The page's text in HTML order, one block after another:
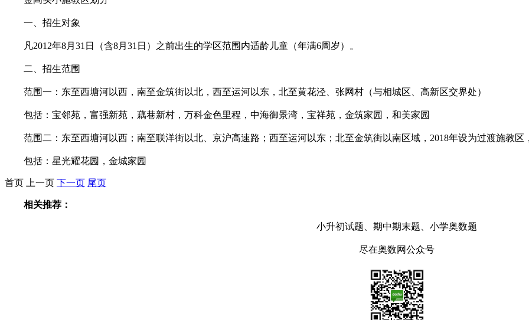
一、招生对象
凡2012年8月31日（含8月31日）之前出生的学区范围内适龄儿童（年满6周岁）。
二、招生范围
范围一：东至西塘河以西，南至金筑街以北，西至运河以东，北至黄花泾、张网村（与相城区、高新区交界处）
包括：宝邻苑，富强新苑，藕巷新村，万科金色里程，中海御景湾，宝祥苑，金筑家园，和美家园
范围二：东至西塘河以西；南至联洋街以北、京沪高速路；西至运河以东；北至金筑街以南区域，2018年设为过渡施教区
包括：星光耀花园，金城家园
首页 上一页 下一页 尾页
相关推荐：
小升初试题、期中期末题、小学奥数题
尽在奥数网公众号